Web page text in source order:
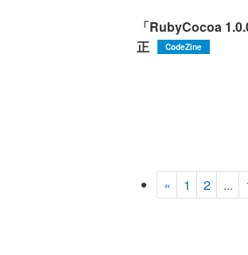
「RubyCocoa
正
CodeZine
« 1 2 ...